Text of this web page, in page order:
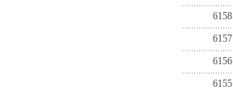
6158
6157
6156
6155